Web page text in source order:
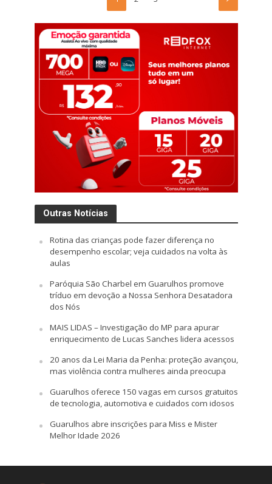
Outras Notícias
Rotina das crianças pode fazer diferença no
desempenho escolar; veja cuidados na volta às
aulas
Paróquia São Charbel em Guarulhos promove
tríduo em devoção a Nossa Senhora Desatadora
dos Nós
MAIS LIDAS – Investigação do MP para apurar
enriquecimento de Lucas Sanches lidera acessos
20 anos da Lei Maria da Penha: proteção avançou,
mas violência contra mulheres ainda preocupa
Guarulhos oferece 150 vagas em cursos gratuitos
de tecnologia, automotiva e cuidados com idosos
Guarulhos abre inscrições para Miss e Mister
Melhor Idade 2026